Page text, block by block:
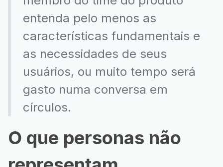
entenda pelo menos as
características fundamentais e
as necessidades de seus
usuários, ou muito tempo será
gasto numa conversa em
círculos.
O que personas não